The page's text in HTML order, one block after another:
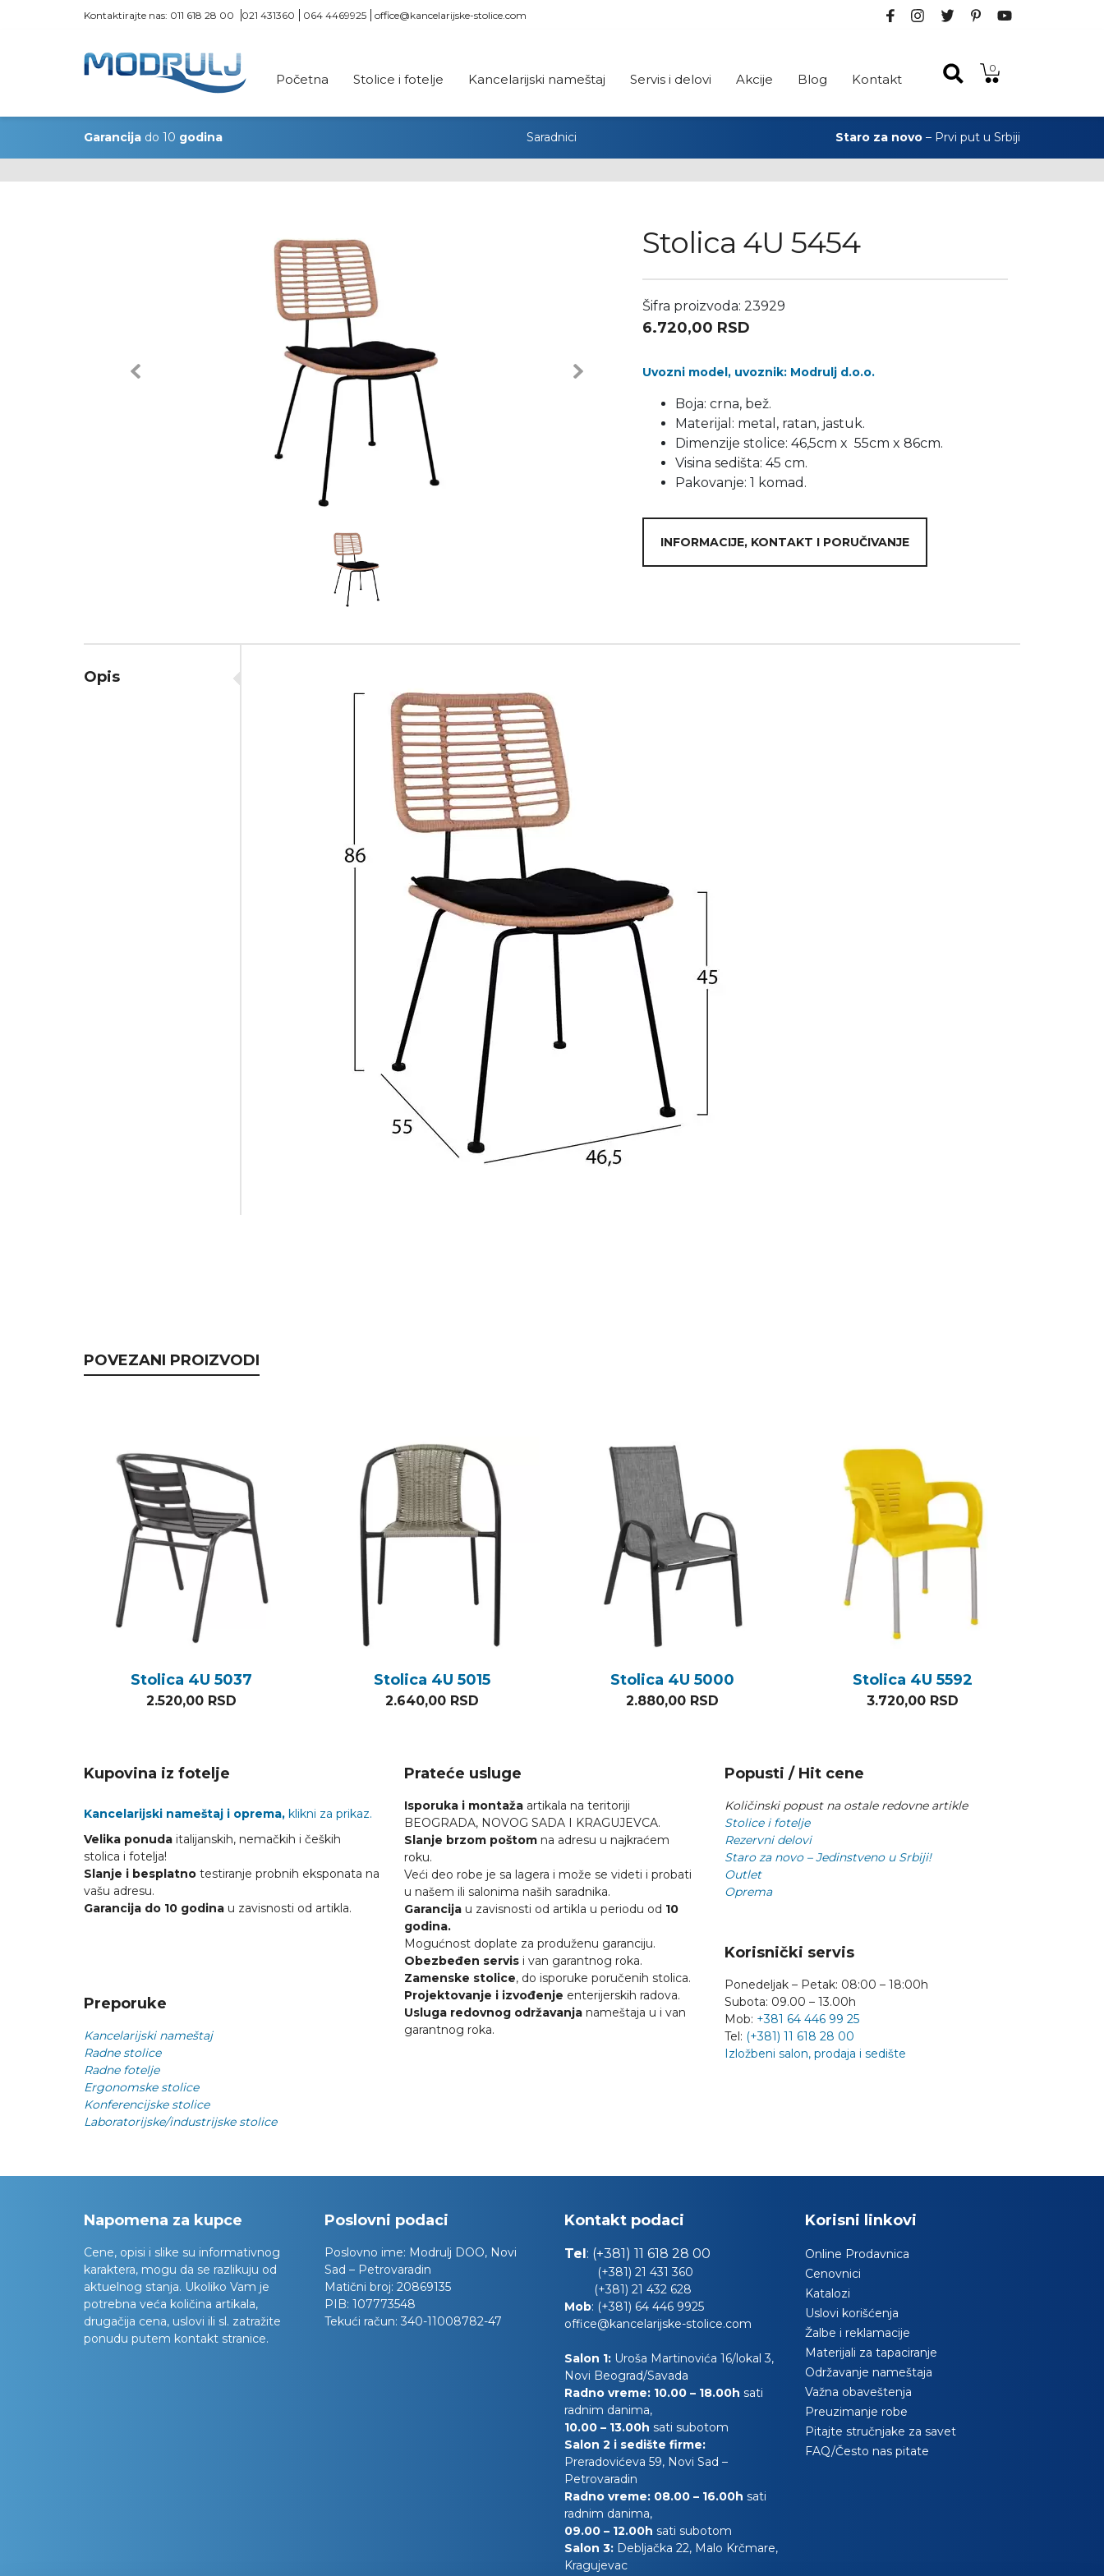
Kontaktirajte nas: 011 618 28 00 021 431360 064 4469925 office@kancelarijske-stolice.com
Početna Stolice i fotelje Kancelarijski nameštaj Servis i delovi Akcije Blog Kontakt
0
Garancija do 10 godina Saradnici Staro za novo– Prvi put u Srbiji
Previous Next
Stolica 4U 5454
Šifra proizvoda: 23929
6.720,00 RSD
Uvozni model, uvoznik: Modrulj d.o.o.
Boja: crna, bež.
Materijal: metal, ratan, jastuk.
Dimenzije stolice: 46,5cm x 55cm x 86cm.
Visina sedišta: 45 cm.
Pakovanje: 1 komad.
INFORMACIJE, KONTAKT I PORUČIVANJE
Opis
POVEZANI PROIZVODI
Stolica 4U 5037
2.520,00 RSD
Stolica 4U 5015
2.640,00 RSD
Stolica 4U 5000
2.880,00 RSD
Stolica 4U 5592
3.720,00 RSD
Kupovina iz fotelje
Kancelarijski nameštaj i oprema, klikni za prikaz.
Velika ponuda italijanskih, nemačkih i čeških
stolica i fotelja!
Slanje i besplatno testiranje probnih eksponata na
vašu adresu.
Garancija do 10 godina u zavisnosti od artikla.
Preporuke
Kancelarijski nameštaj
Radne stolice
Radne fotelje
Ergonomske stolice
Konferencijske stolice
Laboratorijske/industrijske stolice
Prateće usluge
Isporuka i montažaartikala na teritoriji
BEOGRADA, NOVOG SADA I KRAGUJEVCA.
Slanje brzom poštomna adresu u najkraćem
roku.
Veći deo robe je sa lagera i može se videti i probati
u našem ili salonima naših saradnika.
Garancijau zavisnosti od artikla u periodu od 10
godina.
Mogućnost doplate za produženu garanciju.
Obezbeđen servisi van garantnog roka.
Zamenske stolice, do isporuke poručenih stolica.
Projektovanje i izvođenje enterijerskih radova.
Usluga redovnog održavanjanameštaja u i van
garantnog roka.
Popusti / Hit cene
Količinski popust na ostale redovne artikle
Stolice i fotelje
Rezervni delovi
Staro za novo – Jedinstveno u Srbiji!
Outlet
Oprema
Korisnički servis
Ponedeljak – Petak: 08:00 – 18:00h
Subota: 09.00 – 13.00h
Mob: +381 64 446 99 25
Tel: (+381) 11 618 28 00
Izložbeni salon, prodaja i sedište
Napomena za kupce
Cene, opisi i slike su informativnog
karaktera, mogu da se razlikuju od
aktuelnog stanja. Ukoliko Vam je
potrebna veća količina artikala,
drugačija cena, uslovi ili sl. zatražite
ponudu putem kontakt stranice.
Poslovni podaci
Poslovno ime: Modrulj DOO, Novi
Sad – Petrovaradin
Matični broj: 20869135
PIB: 107773548
Tekući račun: 340-11008782-47
Kontakt podaci
Tel: (+381) 11 618 28 00
(+381) 21 431 360
(+381) 21 432 628
Mob: (+381) 64 446 9925
office@kancelarijske-stolice.com
Salon 1: Uroša Martinovića 16/lokal 3,
Novi Beograd/Savada
Radno vreme: 10.00 – 18.00h sati
radnim danima,
10.00 – 13.00h sati subotom
Salon 2 i sedište firme:
Preradovićeva 59, Novi Sad –
Petrovaradin
Radno vreme: 08.00 – 16.00h sati
radnim danima,
09.00 – 12.00h sati subotom
Salon 3: Debljačka 22, Malo Krčmare,
Kragujevac
Korisni linkovi
Online Prodavnica
Cenovnici
Katalozi
Uslovi korišćenja
Žalbe i reklamacije
Materijali za tapaciranje
Održavanje nameštaja
Važna obaveštenja
Preuzimanje robe
Pitajte stručnjake za savet
FAQ/Često nas pitate